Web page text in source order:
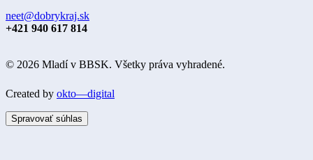
neet@dobrykraj.sk
+421 940 617 814
© 2026 Mladí v BBSK. Všetky práva vyhradené.
Created by okto—digital
Spravovať súhlas